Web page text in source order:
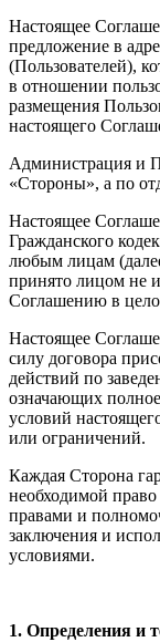
Настоящее
предложение в
(Пользователей),
в отношении
размещения
настоящего
Администрация и
«Стороны», а по
Настоящее
Гражданского
любым лицам
принято лицом не
Соглашению в
Настоящее
силу договора
действий по
означающих
условий
или ограничений.
Каждая Сторона
необходимой
правами и
заключения и
условиями.
1. Определения и